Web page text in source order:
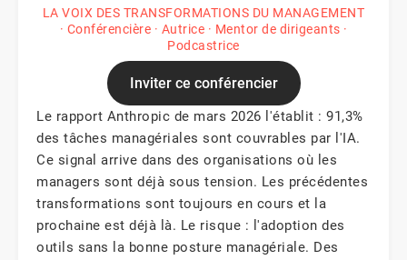
LA VOIX DES TRANSFORMATIONS DU MANAGEMENT
· Conférencière · Autrice · Mentor de dirigeants ·
Podcastrice
Inviter ce conférencier
Le rapport Anthropic de mars 2026 l'établit : 91,3%
des tâches managériales sont couvrables par l'IA.
Ce signal arrive dans des organisations où les
managers sont déjà sous tension. Les précédentes
transformations sont toujours en cours et la
prochaine est déjà là. Le risque : l'adoption des
outils sans la bonne posture managériale. Des